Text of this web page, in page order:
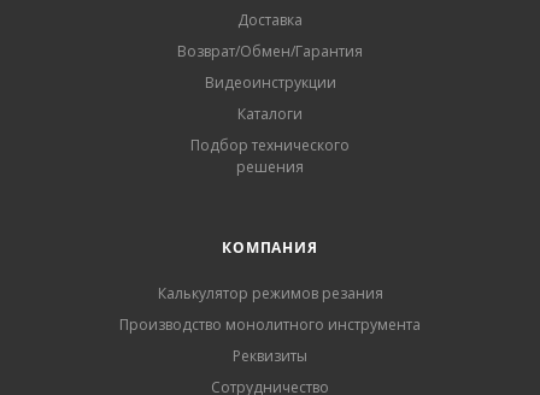
Доставка
Возврат/Обмен/Гарантия
Видеоинструкции
Каталоги
Подбор технического
решения
КОМПАНИЯ
Калькулятор режимов резания
Производство монолитного инструмента
Реквизиты
Сотрудничество